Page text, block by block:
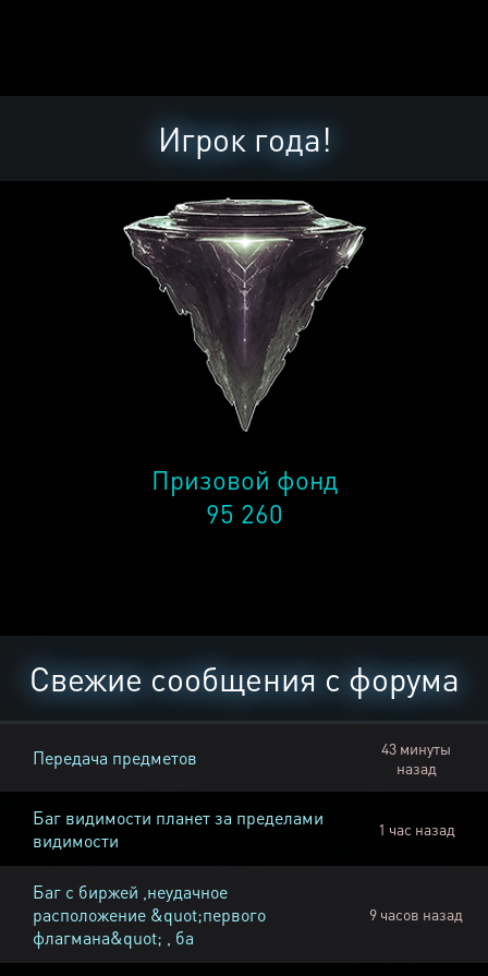
Игрок года!
Призовой фонд
95 260
Свежие сообщения с форума
Передача предметов
43 минуты
назад
Баг видимости планет за пределами
видимости
1 час назад
Баг с биржей ,неудачное
расположение &quot;первого
флагмана&quot; , ба
9 часов назад